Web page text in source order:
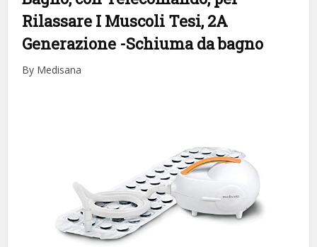
Rilassare I Muscoli Tesi, 2A
Generazione -Schiuma da bagno
By Medisana